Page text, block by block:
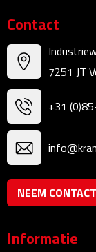
Glazen &
Dubbelwandige
Bierglazen
Cocktailglazen
Contact
7251 JT
+31
NEEM
Informatie